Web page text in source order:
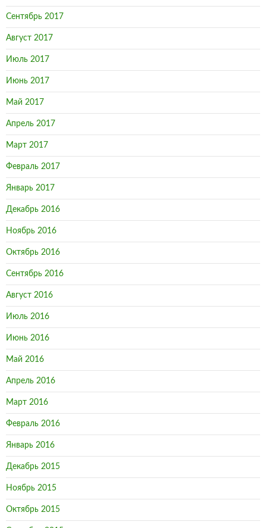
Сентябрь 2017
Август 2017
Июль 2017
Июнь 2017
Май 2017
Апрель 2017
Март 2017
Февраль 2017
Январь 2017
Декабрь 2016
Ноябрь 2016
Октябрь 2016
Сентябрь 2016
Август 2016
Июль 2016
Июнь 2016
Май 2016
Апрель 2016
Март 2016
Февраль 2016
Январь 2016
Декабрь 2015
Ноябрь 2015
Октябрь 2015